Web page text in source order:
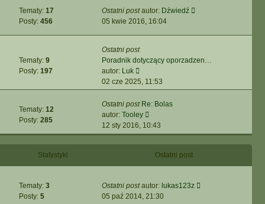
y
p
o
t
n
a
j
o
w
z
p
o
s
a
y
p
s
Tematy: 17
Posty: 456
Ostatni postautor: Dźwiedź
e
o
05 kwie 2016, 16:04
Tematy: 9
Posty: 197
Ostatni post
Poradnik dotyczący oporzadzen…
autor: Luk
y
ś
w
i
t
l
a
n
o
02 cze 2025, 11:53
Tematy: 12
Posty: 285
Ostatni post Re: Bolas
autor: Tooley
y
ś
w
e
l
n
12 sty 2016, 10:43
Statystyki Ostatni post
Tematy: 3
Posty: 5
Ostatni postautor: lukas123z
05 paź 2014, 21:30